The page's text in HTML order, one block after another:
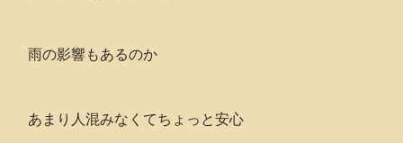
雨の影響もあるのか
あまり人混みなくてちょっと安心